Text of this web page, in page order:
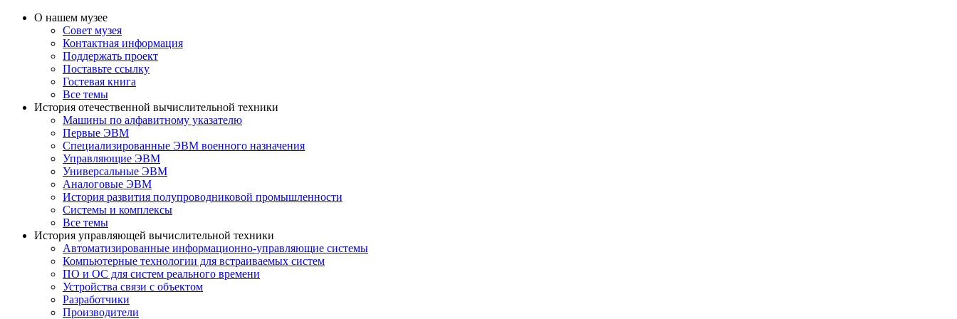
О нашем музее
Совет музея
Контактная информация
Поддержать проект
Поставьте ссылку
Гостевая книга
Все темы
История отечественной вычислительной техники
Машины по алфавитному указателю
Первые ЭВМ
Специализированные ЭВМ военного назначения
Управляющие ЭВМ
Универсальные ЭВМ
Аналоговые ЭВМ
История развития полупроводниковой промышленности
Системы и комплексы
Все темы
История управляющей вычислительной техники
Автоматизированные информационно-управляющие системы
Компьютерные технологии для встраиваемых систем
ПО и ОС для систем реального времени
Устройства связи с объектом
Разработчики
Производители